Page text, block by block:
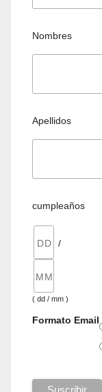
Nombres
Apellidos
cumpleaños
/
( dd / mm )
Formato Email